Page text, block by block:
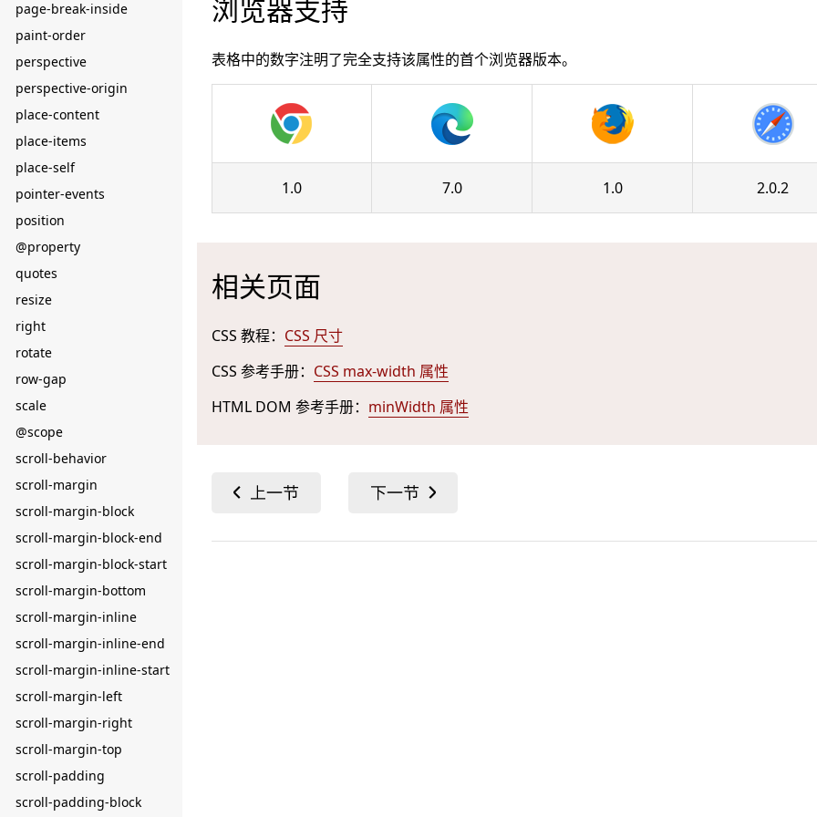
page-break-inside
paint-order
perspective
perspective-origin
place-content
place-items
place-self
pointer-events
position
@property
quotes
resize
right
rotate
row-gap
scale
@scope
scroll-behavior
scroll-margin
scroll-margin-block
scroll-margin-block-end
scroll-margin-block-start
scroll-margin-bottom
scroll-margin-inline
scroll-margin-inline-end
scroll-margin-inline-start
scroll-margin-left
scroll-margin-right
scroll-margin-top
scroll-padding
scroll-padding-block
浏览器支持
表格中的数字注明了完全支持该属性的首个浏览器版本。
1.0 7.0 1.0 2.0.2
相关页面
CSS 教程： CSS 尺寸
CSS 参考手册： CSS max-width 属性
HTML DOM 参考手册： minWidth 属性